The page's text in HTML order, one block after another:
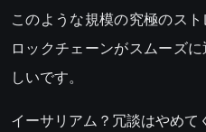
このような規模の究極のス
ロックチェーンがスムーズ
しいです。
イーサリアム？冗談はやめて